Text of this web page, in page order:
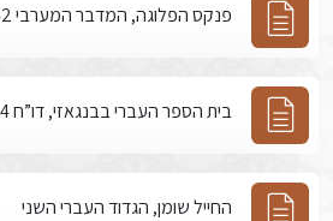
פנקס הפלוגה, המדבר המערבי 1942 (?)
בית הספר העברי בבנגאזי, דו”ח 1944
החייל שומן, הגדוד העברי השני